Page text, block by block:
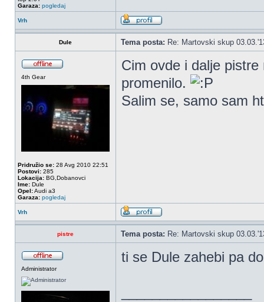
Garaza: pogledaj
Vrh
Dule Tema posta: Re: Martovski skup
4th Gear
Pridružio se: 28 Avg 2010 22:51
Postovi: 285
Lokacija: BG,Dobanovci
Ime: Dule
Opel:Audi a3
Garaza: pogledaj
Cim ovde i dalje
promenilo.
Salim se, samo sam
Vrh
pistre Tema posta: Re: Martovski skup
Administrator
ti se Dule zahebi pa